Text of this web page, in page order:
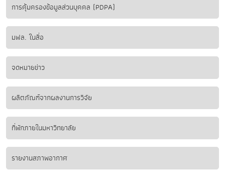
การคุ้มครองข้อมูลส่วนบุคคล (PDPA)
มฟล. ในสื่อ
จดหมายข่าว
ผลิตภัณฑ์จากผลงานการวิจัย
ที่พักภายในมหาวิทยาลัย
รายงานสภาพอากาศ